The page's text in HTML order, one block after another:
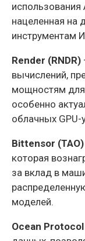
использования
нацеленная на
инструментам
Render (RNDR)
вычислений,
мощностям для
особенно
облачных GPU-
Bittensor (TAO)
которая
за вклад в
моделей.
Ocean Protocol